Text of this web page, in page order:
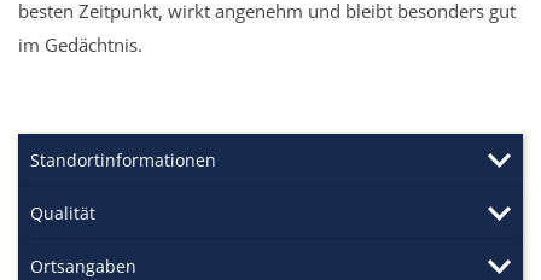
besten Zeitpunkt, wirkt angenehm und bleibt besonders gut
im Gedächtnis.
Standortinformationen
Qualität
Ortsangaben